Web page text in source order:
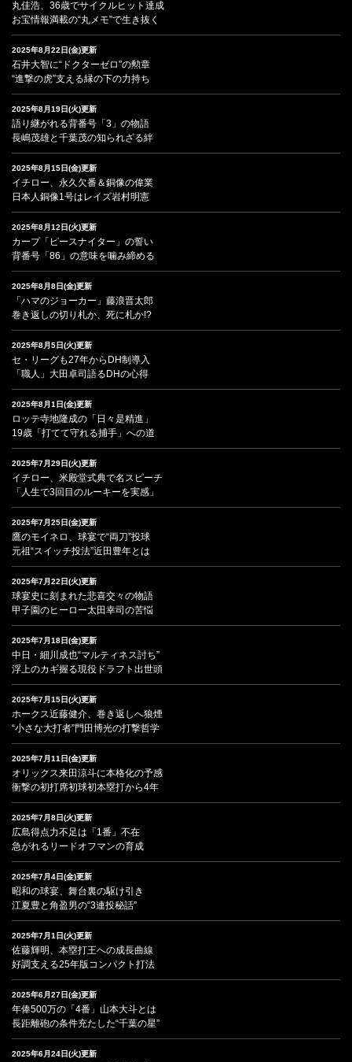
丸佳浩、36歳でサイクルヒット達成
お宝情報満載の“丸メモ”で生き抜く
2025年8月22日(金)更新
石井大智に“ドクターゼロ”の勲章
“進撃の虎”支える縁の下の力持ち
2025年8月19日(火)更新
語り継がれる背番号「3」の物語
長嶋茂雄と千葉茂の知られざる絆
2025年8月15日(金)更新
イチロー、永久欠番＆銅像の偉業
日本人銅像1号はレイズ岩村明憲
2025年8月12日(火)更新
カープ「ピースナイター」の誓い
背番号「86」の意味を噛み締める
2025年8月8日(金)更新
「ハマのジョーカー」藤浪晋太郎
巻き返しの切り札か、死に札か!?
2025年8月5日(火)更新
セ・リーグも27年からDH制導入
「職人」大田卓司語るDHの心得
2025年8月1日(金)更新
ロッテ寺地隆成の「日々是精進」
19歳「打てて守れる捕手」への道
2025年7月29日(火)更新
イチロー、米殿堂式典で名スピーチ
「人生で3回目のルーキーを実感」
2025年7月25日(金)更新
鷹のモイネロ、球宴で“両刀”投球
元祖“スイッチ投法”近田豊年とは
2025年7月22日(火)更新
球宴史に刻まれた悲喜交々の物語
甲子園のヒーロー太田幸司の苦悩
2025年7月18日(金)更新
中日・細川成也“マルティネス討ち”
浮上のカギ握る現役ドラフト出世頭
2025年7月15日(火)更新
ホークス近藤健介、巻き返しへ狼煙
“小さな大打者”門田博光の打撃哲学
2025年7月11日(金)更新
オリックス来田涼斗に本格化の予感
衝撃の初打席初球初本塁打から4年
2025年7月8日(火)更新
広島得点力不足は「1番」不在
急がれるリードオフマンの育成
2025年7月4日(金)更新
昭和の球宴、舞台裏の駆け引き
江夏豊と角盈男の“3連投秘話”
2025年7月1日(火)更新
佐藤輝明、本塁打王への成長曲線
好調支える25年版コンパクト打法
2025年6月27日(金)更新
年俸500万の「4番」山本大斗とは
長距離砲の条件充たした“千葉の星”
2025年6月24日(火)更新